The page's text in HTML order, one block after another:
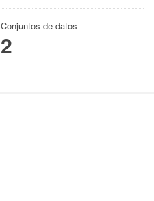
Conjuntos de datos
2